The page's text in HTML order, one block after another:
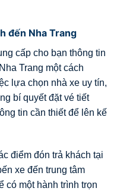
đến Nha Trang
cấp cho bạn thông tin
Trang một cách
lựa chọn nhà xe uy tín,
bí quyết đặt vé tiết
tin cần thiết để lên kế
điểm đón trả khách tại
xe đến trung tâm
có một hành trình trọn